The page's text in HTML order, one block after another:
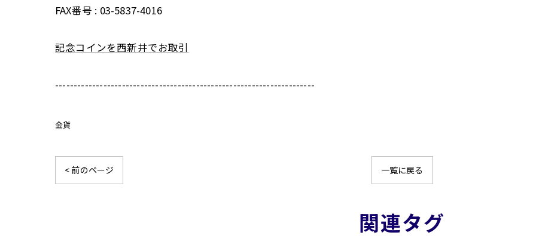
FAX番号 : 03-5837-4016
記念コインを西新井でお取引
----------------------------------------------------------------------
金貨
< 前のページ 一覧に戻る
関連タグ